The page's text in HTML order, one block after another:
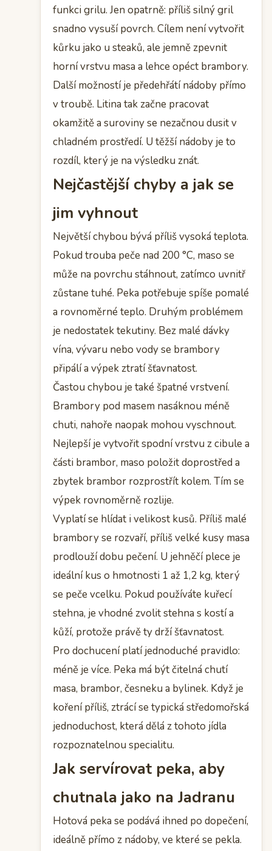
funkci grilu. Jen opatrně: příliš silný gril
snadno vysuší povrch. Cílem není vytvořit
kůrku jako u steaků, ale jemně zpevnit
horní vrstvu masa a lehce opéct brambory.
Další možností je předehřátí nádoby přímo
v troubě. Litina tak začne pracovat
okamžitě a suroviny se nezačnou dusit v
chladném prostředí. U těžší nádoby je to
rozdíl, který je na výsledku znát.
Nejčastější chyby a jak se
jim vyhnout
Největší chybou bývá příliš vysoká teplota.
Pokud trouba peče nad 200 °C, maso se
může na povrchu stáhnout, zatímco uvnitř
zůstane tuhé. Peka potřebuje spíše pomalé
a rovnoměrné teplo. Druhým problémem
je nedostatek tekutiny. Bez malé dávky
vína, vývaru nebo vody se brambory
připálí a výpek ztratí šťavnatost.
Častou chybou je také špatné vrstvení.
Brambory pod masem nasáknou méně
chuti, nahoře naopak mohou vyschnout.
Nejlepší je vytvořit spodní vrstvu z cibule a
části brambor, maso položit doprostřed a
zbytek brambor rozprostřít kolem. Tím se
výpek rovnoměrně rozlije.
Vyplatí se hlídat i velikost kusů. Příliš malé
brambory se rozvaří, příliš velké kusy masa
prodlouží dobu pečení. U jehněčí plece je
ideální kus o hmotnosti 1 až 1,2 kg, který
se peče vcelku. Pokud používáte kuřecí
stehna, je vhodné zvolit stehna s kostí a
kůží, protože právě ty drží šťavnatost.
Pro dochucení platí jednoduché pravidlo:
méně je více. Peka má být čitelná chutí
masa, brambor, česneku a bylinek. Když je
koření příliš, ztrácí se typická středomořská
jednoduchost, která dělá z tohoto jídla
rozpoznatelnou specialitu.
Jak servírovat peka, aby
chutnala jako na Jadranu
Hotová peka se podává ihned po dopečení,
ideálně přímo z nádoby, ve které se pekla.